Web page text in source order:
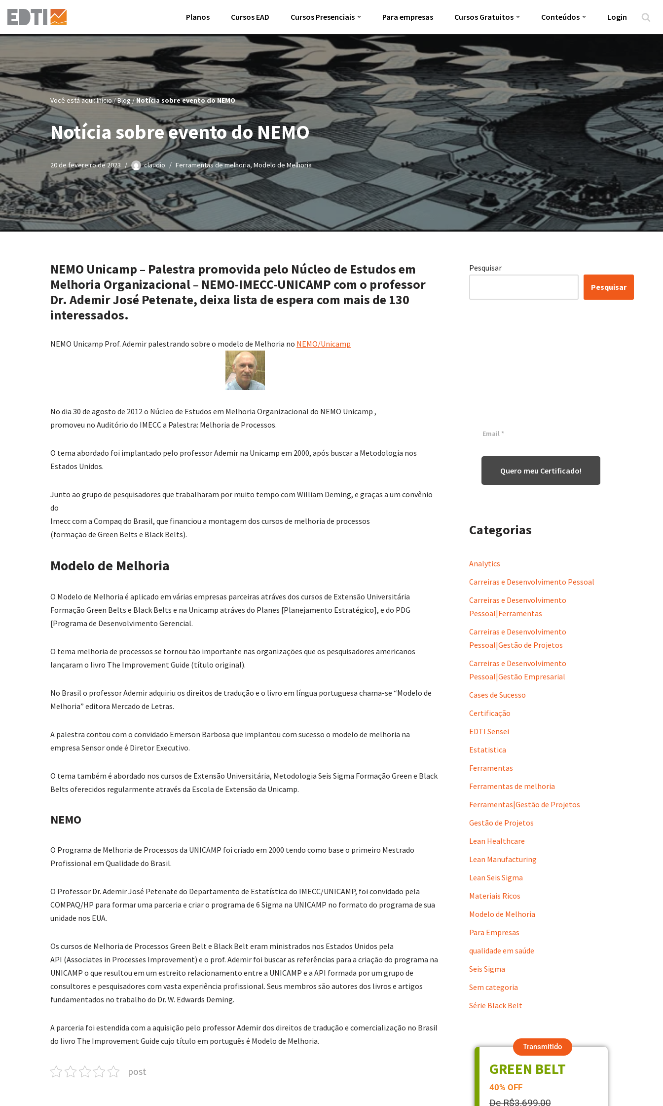
Pular
conteúdo
Planos Cursos EAD Cursos Presenciais Para empresas Cursos Gratuitos Conteúdos Login
Você está aqui:Início/Blog/Notícia sobre evento do NEMO
Notícia sobre evento do NEMO
20 de fevereiro de 2023 claudio Ferramentas de melhoria, Modelo de Melhoria
NEMO Unicamp – Palestra promovida pelo Núcleo de Estudos em
Melhoria Organizacional – NEMO-IMECC-UNICAMP com o professor
Dr. Ademir José Petenate, deixa lista de espera com mais de 130
interessados.
NEMO Unicamp Prof. Ademir palestrando sobre o modelo de Melhoria no NEMO/Unicamp
No dia 30 de agosto de 2012 o Núcleo de Estudos em Melhoria Organizacional do NEMO Unicamp ,
promoveu no Auditório do IMECC a Palestra: Melhoria de Processos.
O tema abordado foi implantado pelo professor Ademir na Unicamp em 2000, após buscar a Metodologia nos
Estados Unidos.
Junto ao grupo de pesquisadores que trabalharam por muito tempo com William Deming, e graças a um convênio
do
Imecc com a Compaq do Brasil, que financiou a montagem dos cursos de melhoria de processos
(formação de Green Belts e Black Belts).
Modelo de Melhoria
O Modelo de Melhoria é aplicado em várias empresas parceiras atráves dos cursos de Extensão Universitária
Formação Green Belts e Black Belts e na Unicamp atráves do Planes [Planejamento Estratégico], e do PDG
[Programa de Desenvolvimento Gerencial.
O tema melhoria de processos se tornou tão importante nas organizações que os pesquisadores americanos
lançaram o livro The Improvement Guide (título original).
No Brasil o professor Ademir adquiriu os direitos de tradução e o livro em língua portuguesa chama-se “Modelo de
Melhoria” editora Mercado de Letras.
A palestra contou com o convidado Emerson Barbosa que implantou com sucesso o modelo de melhoria na
empresa Sensor onde é Diretor Executivo.
O tema também é abordado nos cursos de Extensão Universitária, Metodologia Seis Sigma Formação Green e Black
Belts oferecidos regularmente através da Escola de Extensão da Unicamp.
NEMO
O Programa de Melhoria de Processos da UNICAMP foi criado em 2000 tendo como base o primeiro Mestrado
Profissional em Qualidade do Brasil.
O Professor Dr. Ademir José Petenate do Departamento de Estatística do IMECC/UNICAMP, foi convidado pela
COMPAQ/HP para formar uma parceria e criar o programa de 6 Sigma na UNICAMP no formato do programa de sua
unidade nos EUA.
Os cursos de Melhoria de Processos Green Belt e Black Belt eram ministrados nos Estados Unidos pela
API (Associates in Processes Improvement) e o prof. Ademir foi buscar as referências para a criação do programa na
UNICAMP o que resultou em um estreito relacionamento entre a UNICAMP e a API formada por um grupo de
consultores e pesquisadores com vasta experiência profissional. Seus membros são autores dos livros e artigos
fundamentados no trabalho do Dr. W. Edwards Deming.
A parceria foi estendida com a aquisição pelo professor Ademir dos direitos de tradução e comercialização no Brasil
do livro The Improvement Guide cujo título em português é Modelo de Melhoria.
post
Pesquisar
Pesquisar
Quero meu Certificado!
Categorias
Analytics
Carreiras e Desenvolvimento Pessoal
Carreiras e Desenvolvimento
Pessoal|Ferramentas
Carreiras e Desenvolvimento
Pessoal|Gestão de Projetos
Carreiras e Desenvolvimento
Pessoal|Gestão Empresarial
Cases de Sucesso
Certificação
EDTI Sensei
Estatistica
Ferramentas
Ferramentas de melhoria
Ferramentas|Gestão de Projetos
Gestão de Projetos
Lean Healthcare
Lean Manufacturing
Lean Seis Sigma
Materiais Ricos
Modelo de Melhoria
Para Empresas
qualidade em saúde
Seis Sigma
Sem categoria
Série Black Belt
Transmitido
GREEN BELT
40% OFF
De R$3.699,00